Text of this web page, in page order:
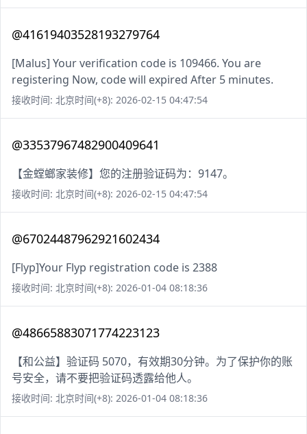
@41619403528193279764
[Malus] Your verification code is 109466. You are
registering Now, code will expired After 5 minutes.
接收时间: 北京时间(+8): 2026-02-15 04:47:54
@33537967482900409641
【金螳螂家装修】您的注册验证码为：9147。
接收时间: 北京时间(+8): 2026-02-15 04:47:54
@67024487962921602434
[Flyp]Your Flyp registration code is 2388
接收时间: 北京时间(+8): 2026-01-04 08:18:36
@48665883071774223123
【和公益】验证码 5070，有效期30分钟。为了保护你的账
号安全，请不要把验证码透露给他人。
接收时间: 北京时间(+8): 2026-01-04 08:18:36